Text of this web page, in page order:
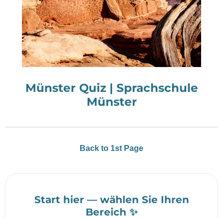
Münster Quiz | Sprachschule
Münster
Back to 1st Page
Start hier — wählen Sie Ihren
Bereich ✨